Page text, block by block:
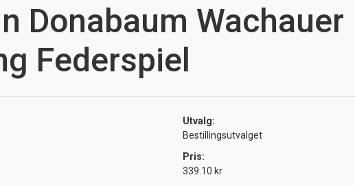
Donabaum Wachauer
Federspiel
Utvalg:
Bestillingsutvalget
Pris:
339.10 kr